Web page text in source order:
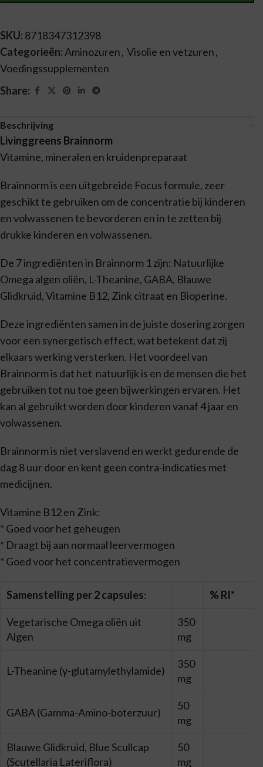
SKU: 8718347312398
Categorieën: Aminozuren, Visolie en vetzuren,
Voedingssupplementen
Share:
Beschrijving
Livinggreens Brainnorm
Vitamine, mineralen en kruidenpreparaat
Brainnorm is een uitgebreide Focus formule, zeer
geschikt te gebruiken om de concentratie bij kinderen
en volwassenen te bevorderen en in te zetten bij
drukke kinderen en volwassenen.
De 7 ingrediënten in Brainnorm 1 zijn: Natuurlijke
Omega algen oliën, L-Theanine, GABA, Blauwe
Glidkruid, Vitamine B12, Zink citraat en Bioperine.
Deze ingrediënten samen in de juiste dosering zorgen
voor een synergetisch effect, wat betekent dat zij
elkaars werking versterken. Het voordeel van
Brainnorm is dat het natuurlijk is en de mensen die het
gebruiken tot nu toe geen bijwerkingen ervaren. Het
kan al gebruikt worden door kinderen vanaf 4 jaar en
volwassenen.
Brainnorm is niet verslavend en werkt gedurende de
dag 8 uur door en kent geen contra-indicaties met
medicijnen.
Vitamine B12 en Zink:
* Goed voor het geheugen
* Draagt bij aan normaal leervermogen
* Goed voor het concentratievermogen
Samenstelling per 2 capsules: % RI*
Vegetarische Omega oliën uit
Algen
350
mg
L-Theanine (γ-glutamylethylamide)
350
mg
GABA (Gamma-Amino-boterzuur)
50
mg
Blauwe Glidkruid, Blue Scullcap
(Scutellaria Lateriflora)
50
mg